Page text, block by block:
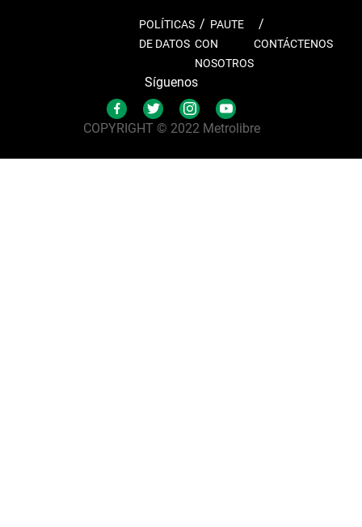
POLÍTICAS
DE DATOS
PAUTE
CON
NOSOTROS
CONTÁCTENOS
Síguenos
COPYRIGHT © 2022 Metrolibre